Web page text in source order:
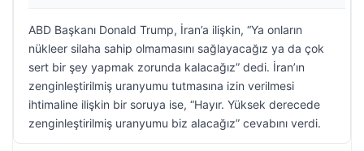
ABD Başkanı Donald Trump, İran’a ilişkin, “Ya onların
nükleer silaha sahip olmamasını sağlayacağız ya da çok
sert bir şey yapmak zorunda kalacağız” dedi. İran’ın
zenginleştirilmiş uranyumu tutmasına izin verilmesi
ihtimaline ilişkin bir soruya ise, “Hayır. Yüksek derecede
zenginleştirilmiş uranyumu biz alacağız” cevabını verdi.